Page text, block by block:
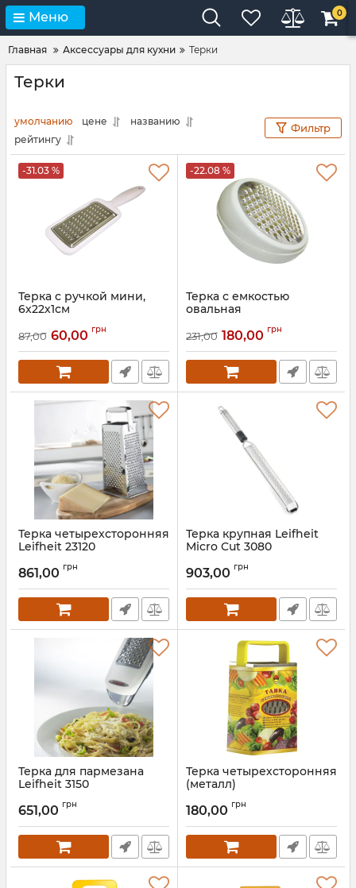
Меню 0
Главная Аксессуары для кухни Терки
Терки
умолчанию цене
названию
рейтингу
Фильтр
-31.03 %
Терка с ручкой мини,
6х22х1см
87,00 60,00 грн
-22.08 %
Терка с емкостью
овальная
231,00 180,00 грн
Терка четырехсторонняя
Leifheit 23120
861,00 грн
Терка крупная Leifheit
Micro Cut 3080
903,00 грн
Терка для пармезана
Leifheit 3150
651,00 грн
Терка четырехсторонняя
(металл)
180,00 грн